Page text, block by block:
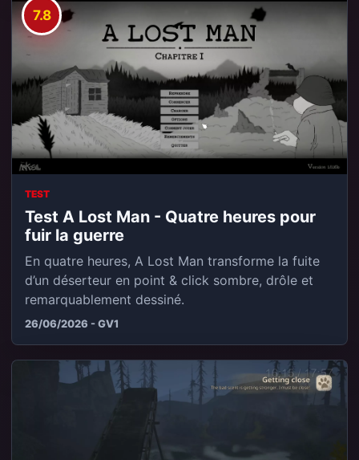
7.8
TEST
Test A Lost Man - Quatre heures pour
fuir la guerre
En quatre heures, A Lost Man transforme la fuite
d’un déserteur en point & click sombre, drôle et
remarquablement dessiné.
26/06/2026 - GV1